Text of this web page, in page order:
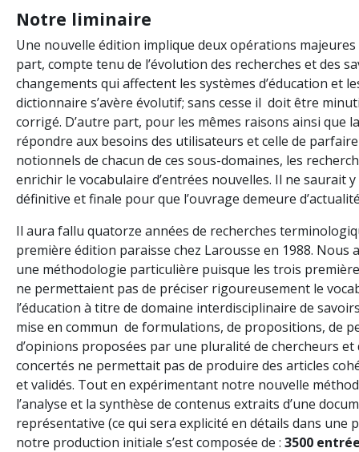
Notre liminaire
Une nouvelle édition implique deux opérations majeures
part, compte tenu de l’évolution des recherches et des
changements qui affectent les systèmes d’éducation et
dictionnaire s’avère évolutif; sans cesse il doit être
corrigé. D’autre part, pour les mêmes raisons ainsi que
répondre aux besoins des utilisateurs et celle de
notionnels de chacun de ces sous-domaines, les
enrichir le vocabulaire d’entrées nouvelles. Il ne saurait y
définitive et finale pour que l’ouvrage demeure
Il aura fallu quatorze années de recherches
première édition paraisse chez Larousse en 1988. Nous
une méthodologie particulière puisque les trois
ne permettaient pas de préciser rigoureusement le
l’éducation à titre de domaine interdisciplinaire de
mise en commun de formulations, de propositions, de
d’opinions proposées par une pluralité de chercheurs et
concertés ne permettait pas de produire des articles
et validés. Tout en expérimentant notre nouvelle
l’analyse et la synthèse de contenus extraits d’une
représentative (ce qui sera explicité en détails dans une
notre production initiale s’est composée de : 3500